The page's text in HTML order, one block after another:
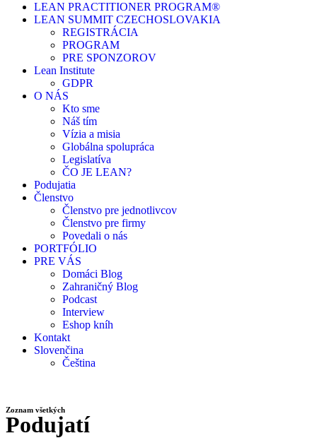
LEAN PRACTITIONER PROGRAM®
LEAN SUMMIT CZECHOSLOVAKIA
REGISTRÁCIA
PROGRAM
PRE SPONZOROV
Lean Institute
GDPR
O NÁS
Kto sme
Náš tím
Vízia a misia
Globálna spolupráca
Legislatíva
ČO JE LEAN?
Podujatia
Členstvo
Členstvo pre jednotlivcov
Členstvo pre firmy
Povedali o nás
PORTFÓLIO
PRE VÁS
Domáci Blog
Zahraničný Blog
Podcast
Interview
Eshop kníh
Kontakt
Slovenčina
Čeština
Zoznam všetkých
Podujatí